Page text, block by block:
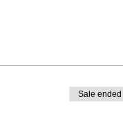
Sale ended